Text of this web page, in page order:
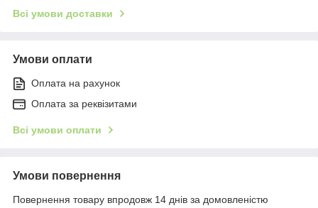
Всі умови доставки
Умови оплати
Оплата на рахунок
Оплата за реквізитами
Всі умови оплати
Умови повернення
Повернення товару впродовж 14 днів за домовленістю